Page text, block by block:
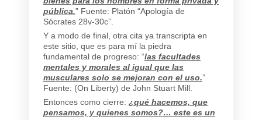
pública.” Fuente: Platón “Apología de
Sócrates 28v-30c”.
Y a modo de final, otra cita ya transcripta en
este sitio, que es para mí la piedra
fundamental de progreso: “las facultades
mentales y morales al igual que las
musculares solo se mejoran con el uso.”
Fuente: (On Liberty) de John Stuart Mill.
Entonces como cierre: ¿qué hacemos, que
pensamos, y quienes somos?… este es un